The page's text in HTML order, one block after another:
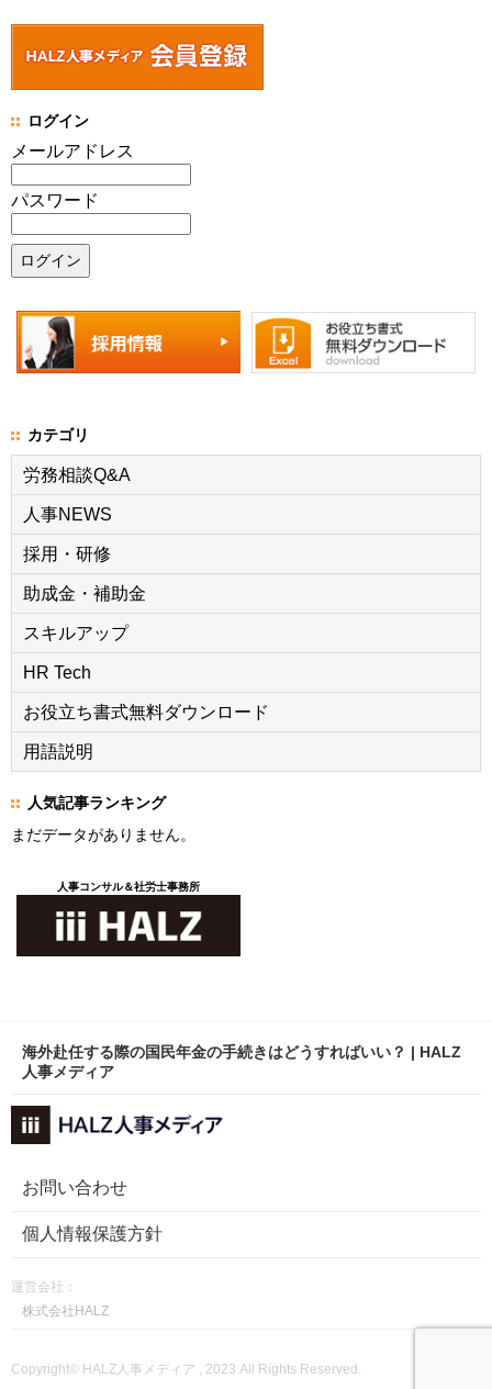
ログイン
メールアドレス
パスワード
カテゴリ
労務相談Q&A
人事NEWS
採用・研修
助成金・補助金
スキルアップ
HR Tech
お役立ち書式無料ダウンロード
用語説明
人気記事ランキング
まだデータがありません。
人事コンサル＆社労士事務所
海外赴任する際の国民年金の手続きはどうすればいい？ | HALZ
人事メディア
お問い合わせ
個人情報保護方針
運営会社：
株式会社HALZ
Copyright© HALZ人事メディア , 2023 All Rights Reserved.